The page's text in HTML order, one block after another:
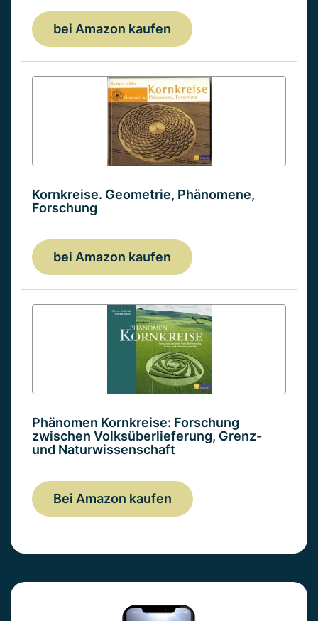
bei Amazon kaufen
Kornkreise. Geometrie, Phänomene,
Forschung
bei Amazon kaufen
Phänomen Kornkreise: Forschung
zwischen Volksüberlieferung, Grenz-
und Naturwissenschaft
Bei Amazon kaufen